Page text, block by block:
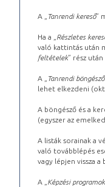
A „ Tanrendi kereső”
Ha a „ Részletes
való kattintás után
feltételek” rész
A „ Tanrendi böngésző
lehet elkezdeni
A böngésző és a
(egyszer az
A listák sorainak a
való továbblépés
vagy lépjen vissza
A „ Képzési